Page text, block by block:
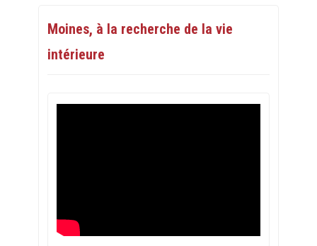
Moines, à la recherche de la vie
intérieure